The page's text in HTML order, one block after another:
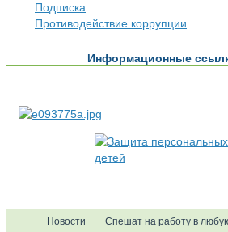
Подписка
Противодействие коррупции
Информационные
Новости Спешат на работу в